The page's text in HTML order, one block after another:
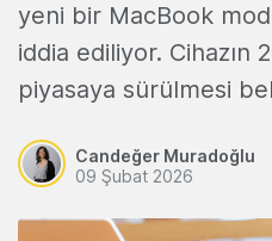
yeni bir MacBook
iddia ediliyor. Cihazın
piyasaya sürülmesi
Candeğer Muradoğlu
09 Şubat 2026